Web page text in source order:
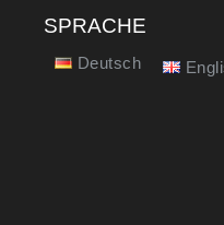
SPRACHE
Deutsch